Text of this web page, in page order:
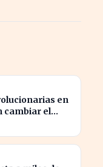
en
cambiar el